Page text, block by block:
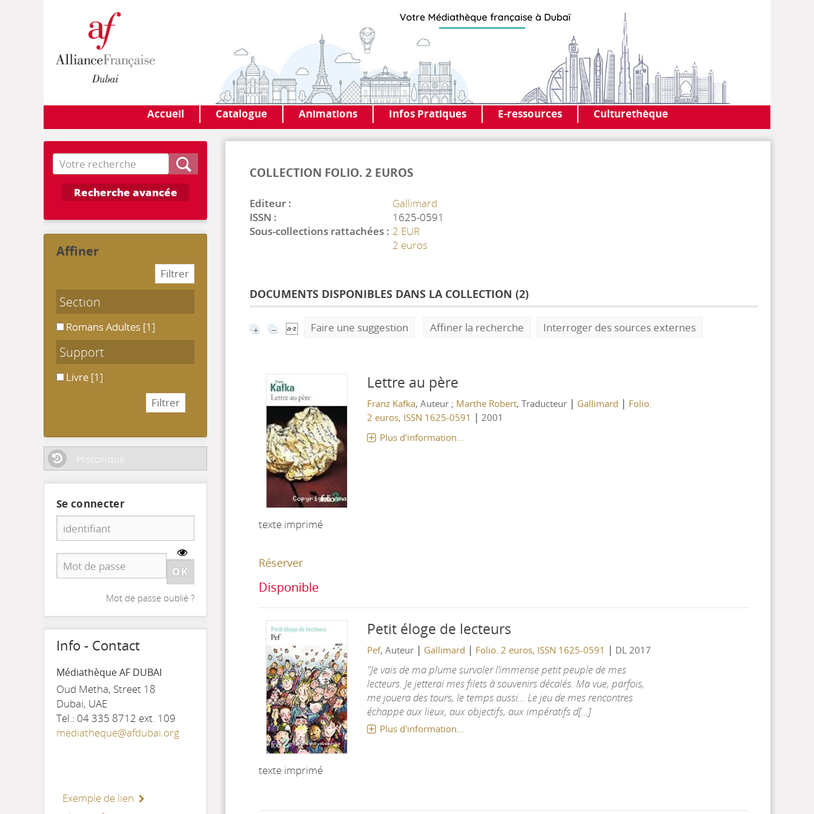
AF DUBAI
MEDIATHÈQUE
Accueil Catalogue Animations Infos Pratiques E-ressources Culturethèque
COLLECTION FOLIO. 2 EUROS
Editeur :
Gallimard
ISSN :
1625-0591
Sous-collections rattachées : 2 EUR
2 euros
DOCUMENTS DISPONIBLES DANS LA COLLECTION (2)
Faire une suggestion Affiner la recherche Interroger des sources externes
texte imprimé
Lettre au père
Franz Kafka, Auteur ; Marthe Robert, Traducteur | Gallimard | Folio.
2 euros, ISSN 1625-0591 | 2001
Plus d'information...
Réserver
Disponible
texte imprimé
Petit éloge de lecteurs
Pef, Auteur | Gallimard | Folio. 2 euros, ISSN 1625-0591 | DL 2017
"Je vais de ma plume survoler l’immense petit peuple de mes
lecteurs. Je jetterai mes filets à souvenirs décalés. Ma vue, parfois,
me jouera des tours, le temps aussi... Le jeu de mes rencontres
échappe aux lieux, aux objectifs, aux impératifs d[...]
Plus d'information...
Recherche
Recherche avancée
affiner
Section
Romans Adultes
Romans Adultes [1]
Support
LivreLivre [1]
Historique
Se connecter
Mot de passe oublié ?
Info - Contact
Médiathèque AF DUBAI
Oud Metha, Street 18
Dubai, UAE
Tel.: 04 335 8712 ext. 109
mediatheque@afdubai.org
Exemple de lien